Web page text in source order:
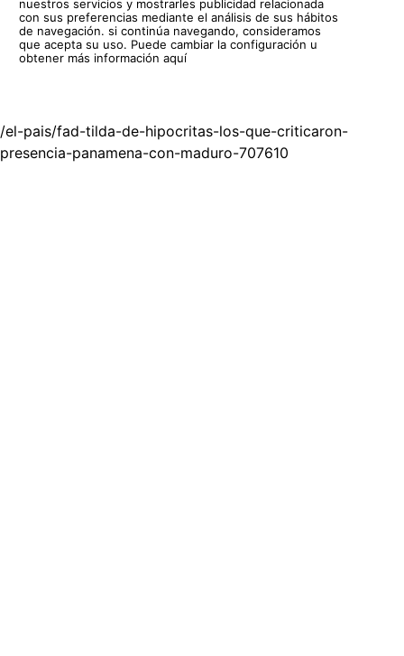
nuestros servicios y mostrarles publicidad relacionada
con sus preferencias mediante el análisis de sus hábitos
de navegación. si continúa navegando, consideramos
que acepta su uso. Puede cambiar la configuración u
obtener más información aquí
/el-pais/fad-tilda-de-hipocritas-los-que-criticaron-
presencia-panamena-con-maduro-707610